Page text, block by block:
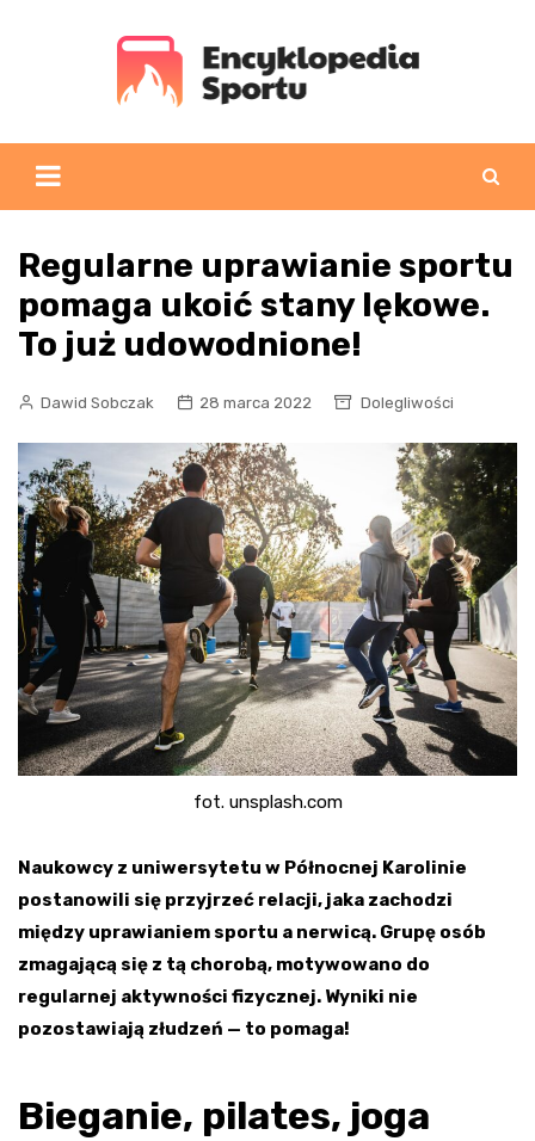
Regularne uprawianie sportu
pomaga ukoić stany lękowe.
To już udowodnione!
Dawid Sobczak 28 marca 2022 Dolegliwości
fot. unsplash.com
Naukowcy z uniwersytetu w Północnej Karolinie
postanowili się przyjrzeć relacji, jaka zachodzi
między uprawianiem sportu a nerwicą. Grupę osób
zmagającą się z tą chorobą, motywowano do
regularnej aktywności fizycznej. Wyniki nie
pozostawiają złudzeń — to pomaga!
Bieganie, pilates, joga